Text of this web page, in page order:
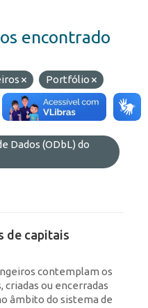
encontrado
Portfólio
HTML
API
Dados (ODbL) do
de capitais
contemplam os
ou encerradas
âmbito do sistema de